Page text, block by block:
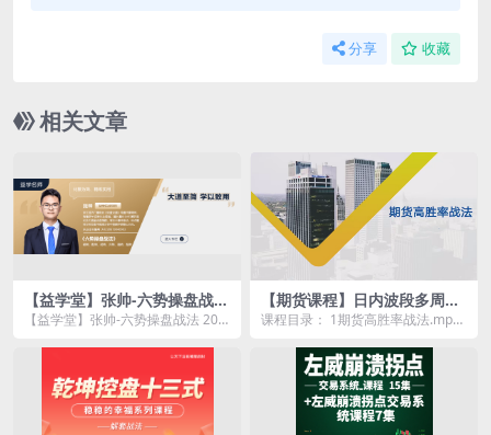
分享 收藏
相关文章
【益学堂】张帅-六势操盘战法
2022年
【益学堂】张帅-六势操盘战法 202
【期货课程】日内波段多周期
期货高胜率战法课程
课程目录： 1期货高胜率战法.mp4
率战法...